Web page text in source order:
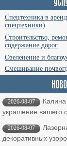
Спецтехника в
спецтехники)
Строительство,
содержание дорог
Озеленение и
Смешивание
2026-08-07
украшение вашего
2026-08-07
декоративных